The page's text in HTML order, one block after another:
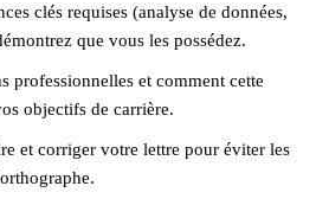
clés requises (analyse de données,
que vous les possédez.
professionnelles et comment cette
objectifs de carrière.
et corriger votre lettre pour éviter les